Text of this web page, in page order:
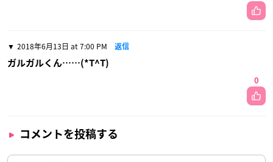
2018年6月13日 at 7:00 PM 返信
ガルガルくん……(*T^T)
0
コメントを投稿する